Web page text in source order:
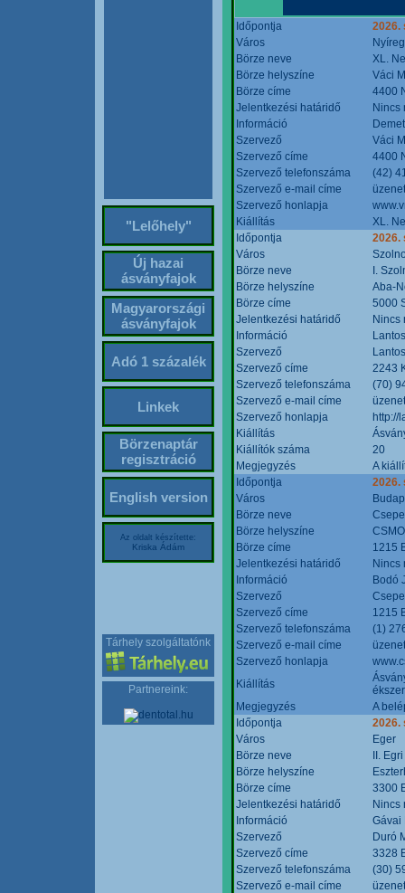
"Lelőhely"
Új hazai
ásványfajok
Magyarországi
ásványfajok
Adó 1 százalék
Linkek
Börzenaptár
regisztráció
English version
Az oldalt készítette:
Kriska Ádám
Tárhely szolgáltatónk
Partnereink:
Időpontja
2026.
Város
Börze neve
XL.
Börze helyszíne
Váci
Börze címe
4400
Jelentkezési határidő
Nincs
Információ
Szervező
Váci
Szervező címe
4400
Szervező telefonszáma
(42)
Szervező e-mail címe
Szervező honlapja
Kiállítás
XL.
Időpontja
2026.
Város
Börze neve
I.
Börze helyszíne
Aba-
Börze címe
5000
Jelentkezési határidő
Nincs
Információ
Szervező
Szervező címe
2243
Szervező telefonszáma
(70)
Szervező e-mail címe
Szervező honlapja
http://
Kiállítás
Kiállítók száma
20
Megjegyzés
A
Időpontja
2026.
Város
Börze neve
Börze helyszíne
Börze címe
1215
Jelentkezési határidő
Nincs
Információ
Bodó
Szervező
Szervező címe
1215
Szervező telefonszáma
(1)
Szervező e-mail címe
Szervező honlapja
Kiállítás
Megjegyzés
A
Időpontja
2026.
Város
Eger
Börze neve
II.
Börze helyszíne
Börze címe
3300
Jelentkezési határidő
Nincs
Információ
Gávai
Szervező
Duró
Szervező címe
3328
Szervező telefonszáma
(30)
Szervező e-mail címe